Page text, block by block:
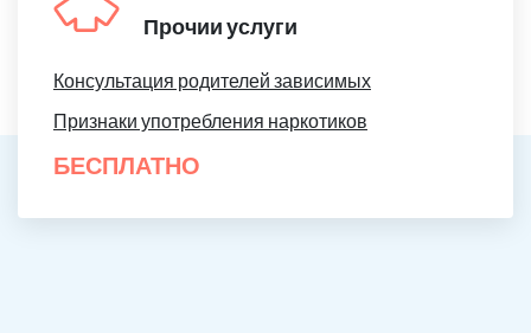
Прочии услуги
Консультация родителей зависимых
Признаки употребления наркотиков
БЕСПЛАТНО